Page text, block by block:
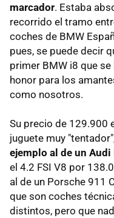
marcador. Estaba
recorrido el tramo
coches de BMW
pues, se puede decir
primer BMW i8 que
honor para los
como nosotros.
Su precio de 129.900
juguete muy
ejemplo al de un Audi
el 4.2 FSI V8 por
al de un Porsche 911
que son coches
distintos, pero que